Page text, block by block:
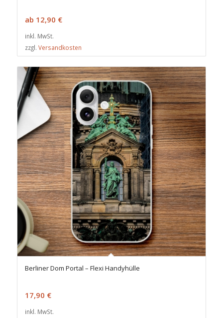
ab 12,90 €
inkl. MwSt.
zzgl. Versandkosten
Berliner Dom Portal – Flexi Handyhülle
17,90 €
inkl. MwSt.